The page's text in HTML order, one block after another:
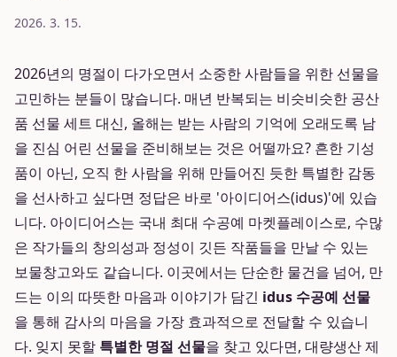
2026. 3. 15.
2026년의 명절이 다가오면서 소중한 사람들을 위한 선물을
고민하는 분들이 많습니다. 매년 반복되는 비슷비슷한 공산
품 선물 세트 대신, 올해는 받는 사람의 기억에 오래도록 남
을 진심 어린 선물을 준비해보는 것은 어떨까요? 흔한 기성
품이 아닌, 오직 한 사람을 위해 만들어진 듯한 특별한 감동
을 선사하고 싶다면 정답은 바로 '아이디어스(idus)'에 있습
니다. 아이디어스는 국내 최대 수공예 마켓플레이스로, 수많
은 작가들의 창의성과 정성이 깃든 작품들을 만날 수 있는
보물창고와도 같습니다. 이곳에서는 단순한 물건을 넘어, 만
드는 이의 따뜻한 마음과 이야기가 담긴 idus 수공예 선물
을 통해 감사의 마음을 가장 효과적으로 전달할 수 있습니
다. 잊지 못할 특별한 명절 선물을 찾고 있다면, 대량생산 제